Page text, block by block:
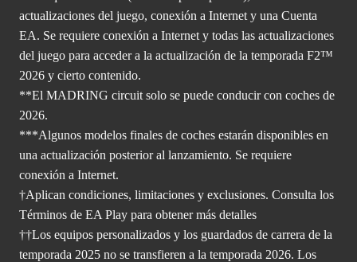
actualizaciones del juego, conexión a Internet y una Cuenta
EA. Se requiere conexión a Internet y todas las actualizaciones
del juego para acceder a la actualización de la temporada F2™
2026 y cierto contenido.
**El MADRING circuit solo se puede conducir con coches de
2026.
***Algunos modelos finales de coches estarán disponibles en
una actualización posterior al lanzamiento. Se requiere
conexión a Internet.
†Aplican condiciones, limitaciones y exclusiones. Consulta los
Términos de EA Play para obtener más detalles
††Los equipos personalizados y los guardados de carrera de la
temporada 2025 no se transfieren a la temporada 2026. Los